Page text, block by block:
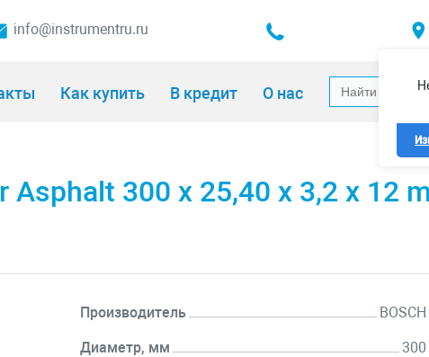
info@instrumentru.ru
Как купить В кредит О нас
300 x 25,40 x 3,2 x 12
Производитель BOSCH
Диаметр, мм 300